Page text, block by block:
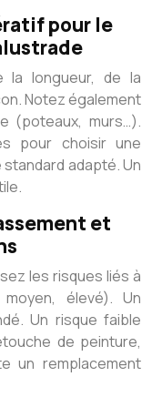
pour le
la longueur, de la
Notez également
(poteaux, murs…).
pour choisir une
adapté. Un
et
les risques liés à
élevé). Un
Un risque faible
de peinture,
un remplacement